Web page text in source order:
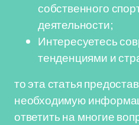
собственного
деятельности;
Интересуетесь
тенденциями и
то эта статья
необходимую
ответить на многие